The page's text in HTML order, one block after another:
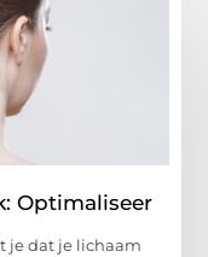
Optimaliseer
je dat je lichaam